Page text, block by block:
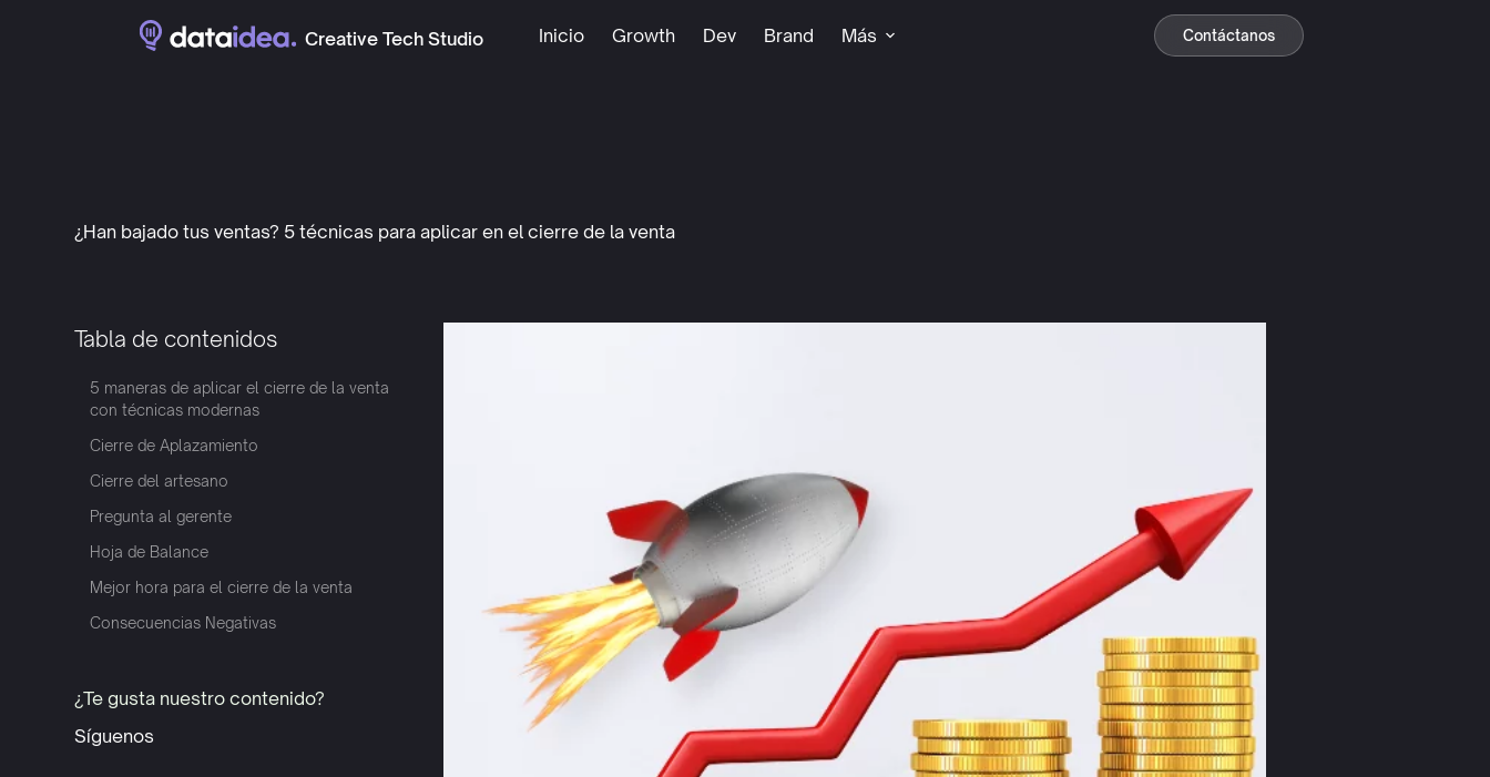
Creative Tech Studio Inicio Growth Dev Brand Más Contáctanos
¿Han bajado tus ventas? 5 técnicas para aplicar en el cierre de la venta
Tabla de contenidos
5 maneras de aplicar el cierre de la venta
con técnicas modernas
Cierre de Aplazamiento
Cierre del artesano
Pregunta al gerente
Hoja de Balance
Mejor hora para el cierre de la venta
Consecuencias Negativas
¿Te gusta nuestro contenido?
Síguenos